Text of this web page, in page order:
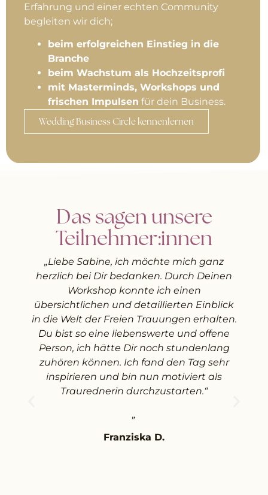
Erfahrung und einer echten Community
begleiten wir dich;
beim erfolgreichen Einstieg in die
Branche
beim Wachstum als Hochzeitsprofi
mit Masterminds, Workshops und
frischen Impulsen für dein Business.
Wedding Business Circle kennenlernen
Das sagen unsere
Teilnehmer:innen
„Liebe Sabine, ich möchte mich ganz
herzlich bei Dir bedanken. Durch Deinen
Workshop konnte ich einen
übersichtlichen und detaillierten Einblick
in die Welt der Freien Trauungen erhalten.
Du bist so eine liebenswerte und offene
Person, ich hätte Dir noch stundenlang
zuhören können. Ich fand den Tag sehr
inspirieren und bin nun motiviert als
Traurednerin durchzustarten.“
„
Franziska D.